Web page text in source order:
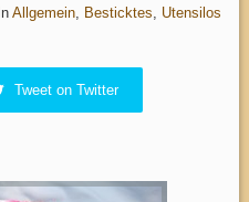
In Allgemein, Besticktes, Utensilos
Tweet on Twitter